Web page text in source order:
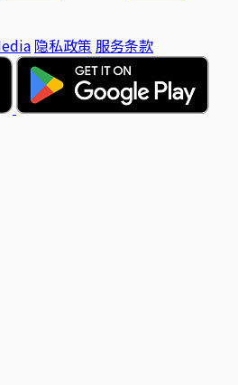
隐私政策 服务条款